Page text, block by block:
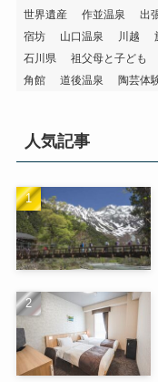
世界遺産
作並温泉 出
宿坊
山口温泉 川越
石川県
祖父母と子ども
角館
道後温泉 陶芸体
人気記事